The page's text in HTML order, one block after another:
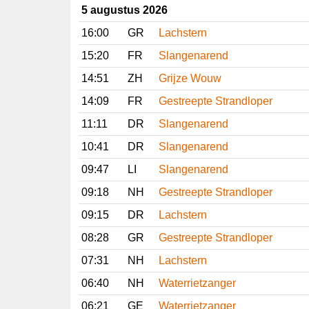
5 augustus 2026
16:00
GR
Lachstern
15:20
FR
Slangenarend
14:51
ZH
Grijze Wouw
14:09
FR
Gestreepte Strandloper
11:11
DR
Slangenarend
10:41
DR
Slangenarend
09:47
LI
Slangenarend
09:18
NH
Gestreepte Strandloper
09:15
DR
Lachstern
08:28
GR
Gestreepte Strandloper
07:31
NH
Lachstern
06:40
NH
Waterrietzanger
06:21
GE Waterrietzanger